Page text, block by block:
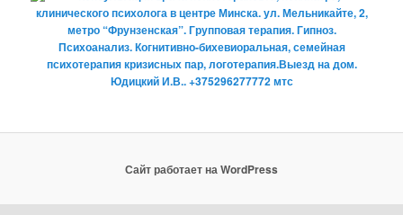
Сайт работает на WordPress